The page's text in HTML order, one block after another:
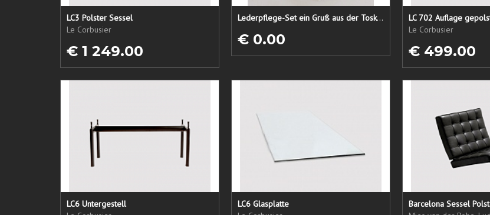
LC3 Polster Sessel
Le Corbusier
€ 1 249.00
Lederpflege-Set ein Gruß aus der Toskana...
€ 0.00
LC 702 Auflage
Le Corbusier
€ 499.00
LC6 Untergestell
LC6 Glasplatte
Barcelona Sessel